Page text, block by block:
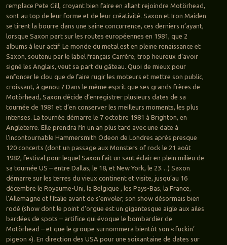
remplace Pete Gill, croyant bien faire en allant rejoindre Motörhead,
sont au top de leur forme et de leur créativité. Saxon et Iron Maiden
se tirent la bourre dans une saine concurrence, ces derniers n’ayant,
lorsque Saxon part sur les routes européennes en 1981, que 2
albums à leur actif. Le monde du metal est en pleine renaissance et
Saxon, soutenu par le label français Carrère, trop heureux d’avoir
signé les Anglais, veut sa part du gâteau. Quoi de mieux pour
enfoncer le clou que de faire rugir les moteurs et mettre son public,
croissant, à genou ? Dans le même esprit que ses grands frères de
Motörhead, Saxon décide d’enregistrer plusieurs dates de sa
tournée de 1981 et d’en conserver les meilleurs moments, les plus
intenses. La tournée démarre le 7 octobre 1981 à Brighton, en
Angleterre. Elle prendra fin un an plus tard avec une date à
l’incontournable Hammersmith Odeon de Londres après presque
120 concerts (dont un passage aux Monsters of rock le 21 août
1982, festival pour lequel Saxon fait un saut éclair en plein milieu de
sa tournée US – entre Dallas, le 18, et New York, le 23…) Saxon
démarre sur les terres du vieux continent et visite, jusqu’au 16
décembre le Royaume-Uni, la Belgique , les Pays-Bas, la France,
l’Allemagne et l’Italie avant de s’envoler, son show désormais bien
rodé (show dont le point d’orgue est un gigantesque aigle aux ailes
bardées de spots – artifice qui évoque le bombardier de
Motörhead – et que le groupe surnommera bientôt son « fuckin’
pigeon »). En direction des USA pour une soixantaine de dates sur